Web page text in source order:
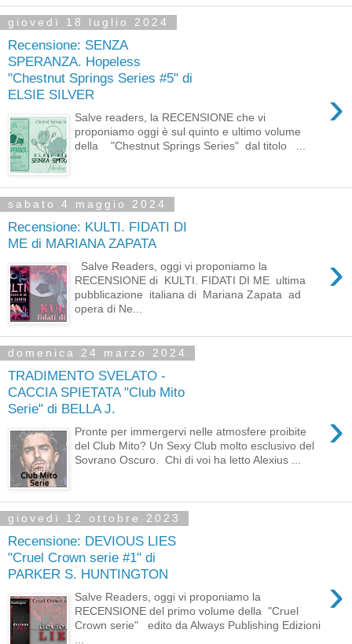
giovedì 18 luglio 2024
Recensione: SENZA
SPERANZA. Hopeless
"Chestnut Springs Series #5" di
ELSIE SILVER
›
Salve readers, la RECENSIONE che vi
proponiamo oggi è sul quinto e ultimo volume
della "Chestnut Springs Series" dal titolo ...
sabato 4 maggio 2024
Recensione: KULTI. FIDATI DI
ME di MARIANA ZAPATA
›
Salve Readers, oggi vi proponiamo la
RECENSIONE di KULTI. FIDATI DI ME ultima
pubblicazione italiana di Mariana Zapata ad
opera di Ne...
domenica 24 marzo 2024
TRADIMENTO SVELATO -
CACCIA SPIETATA "Club Mito
Serie" di BELLA J.
›
Pronte per immergervi nelle atmosfere proibite
del Club Mito? Un Sexy Club molto esclusivo del
Sovrano Oscuro. Chi di voi ha letto Alexius ...
giovedì 12 ottobre 2023
Recensione: DEVIOUS LIES
"Cruel Crown serie #1" di
PARKER S. HUNTINGTON
›
Salve Readers, oggi vi proponiamo la
RECENSIONE del primo volume della "Cruel
Crown serie" edito da Always Publishing Edizioni